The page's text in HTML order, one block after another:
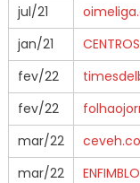
jul/21
jan/21
fev/22
fev/22
mar/22
mar/22